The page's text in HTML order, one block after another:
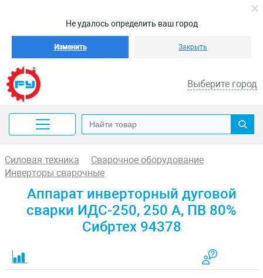
Не удалось определить ваш город
Изменить Закрыть
Выберите город
Силовая техника
Сварочное оборудование
Инверторы сварочные
Аппарат инверторный дуговой
сварки ИДС-250, 250 А, ПВ 80%
Сибртех 94378